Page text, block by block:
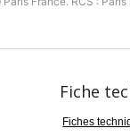
Fiche
Fiches